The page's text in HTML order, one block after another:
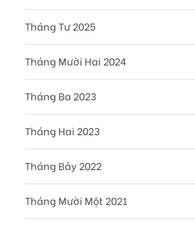
Tháng Tư 2025
Tháng Mười Hai 2024
Tháng Ba 2023
Tháng Hai 2023
Tháng Bảy 2022
Tháng Mười Một 2021